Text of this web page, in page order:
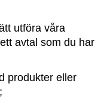
utföra våra
avtal som du har
produkter eller